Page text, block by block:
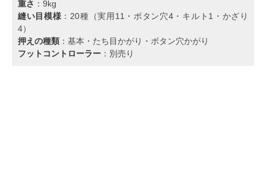
重さ ：9kg
縫い目模様 ：20種（実用11・ボタン穴4・キルト1・かざり
4）
押えの種類 ：基本・たち目かがり・ボタン穴かがり
フットコントローラー ：別売り